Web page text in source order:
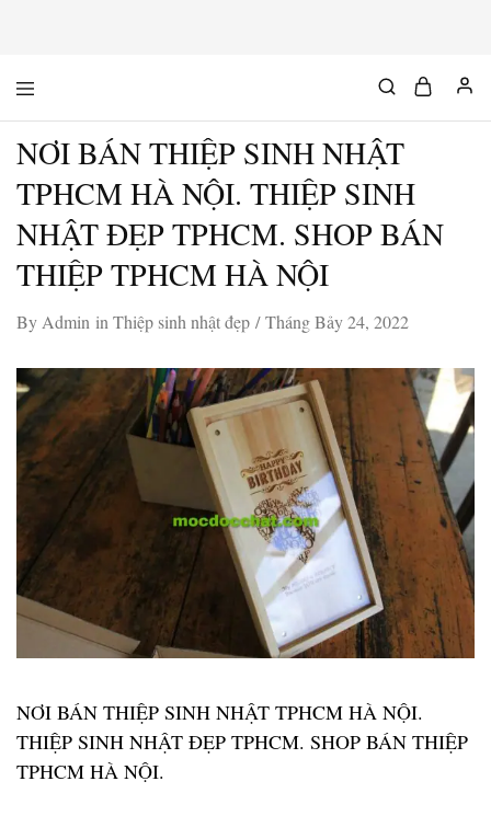
độc
&
chất
NƠI BÁN THIỆP SINH NHẬT
TPHCM HÀ NỘI. THIỆP SINH
NHẬT ĐẸP TPHCM. SHOP BÁN
THIỆP TPHCM HÀ NỘI
By Admin in Thiệp sinh nhật đẹp Tháng Bảy 24, 2022
NƠI BÁN THIỆP SINH NHẬT TPHCM HÀ NỘI.
THIỆP SINH NHẬT ĐẸP TPHCM. SHOP BÁN THIỆP
TPHCM HÀ NỘI.